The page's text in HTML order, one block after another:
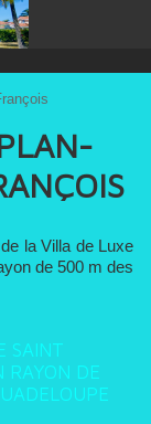
la Villa de Luxe
de 500 m des
SAINT
RAYON DE